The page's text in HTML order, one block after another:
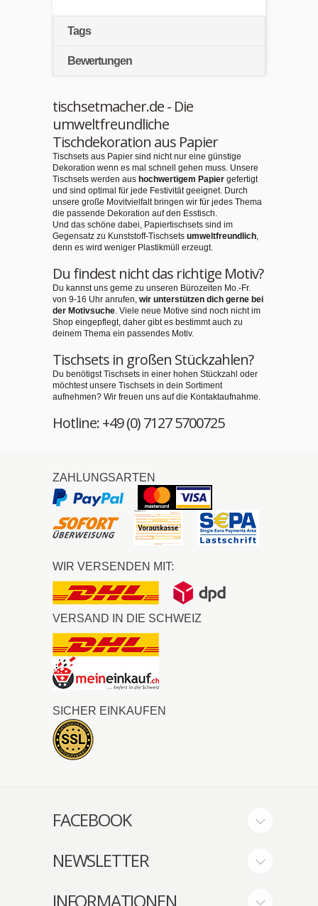
Tags
Bewertungen
tischsetmacher.de - Die
umweltfreundliche
Tischdekoration aus Papier
Tischsets aus Papier sind nicht nur eine günstige
Dekoration wenn es mal schnell gehen muss. Unsere
Tischsets werden aus hochwertigem Papier gefertigt
und sind optimal für jede Festivität geeignet. Durch
unsere große Movitvielfalt bringen wir für jedes Thema
die passende Dekoration auf den Esstisch.
Und das schöne dabei, Papiertischsets sind im
Gegensatz zu Kunststoff-Tischsets umweltfreundlich,
denn es wird weniger Plastikmüll erzeugt.
Du findest nicht das richtige Motiv?
Du kannst uns gerne zu unseren Bürozeiten Mo.-Fr.
von 9-16 Uhr anrufen, wir unterstützen dich gerne bei
der Motivsuche. Viele neue Motive sind noch nicht im
Shop eingepflegt, daher gibt es bestimmt auch zu
deinem Thema ein passendes Motiv.
Tischsets in großen Stückzahlen?
Du benötigst Tischsets in einer hohen Stückzahl oder
möchtest unsere Tischsets in dein Sortiment
aufnehmen? Wir freuen uns auf die Kontaktaufnahme.
Hotline: +49 (0) 7127 5700725
ZAHLUNGSARTEN
WIR VERSENDEN MIT:
VERSAND IN DIE SCHWEIZ
SICHER EINKAUFEN
FACEBOOK
NEWSLETTER
INFORMATIONEN